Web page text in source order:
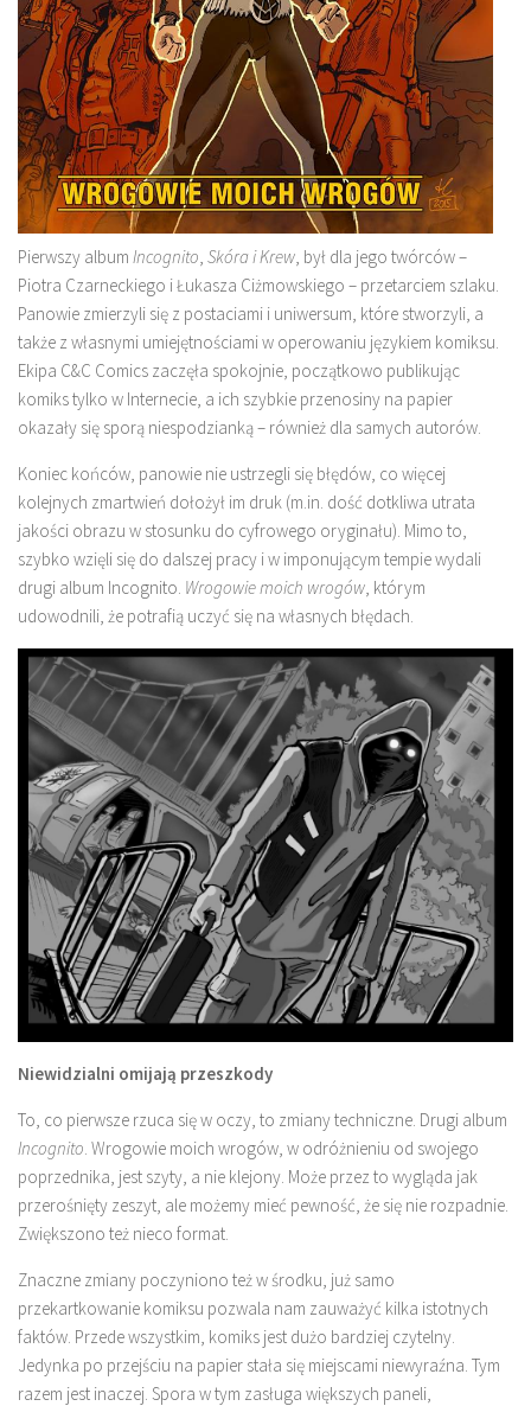
Pierwszy album Incognito, Skóra i Krew, był dla jego twórców –
Piotra Czarneckiego i Łukasza Ciżmowskiego – przetarciem szlaku.
Panowie zmierzyli się z postaciami i uniwersum, które stworzyli, a
także z własnymi umiejętnościami w operowaniu językiem komiksu.
Ekipa C&C Comics zaczęła spokojnie, początkowo publikując
komiks tylko w Internecie, a ich szybkie przenosiny na papier
okazały się sporą niespodzianką – również dla samych autorów.
Koniec końców, panowie nie ustrzegli się błędów, co więcej
kolejnych zmartwień dołożył im druk (m.in. dość dotkliwa utrata
jakości obrazu w stosunku do cyfrowego oryginału). Mimo to,
szybko wzięli się do dalszej pracy i w imponującym tempie wydali
drugi album Incognito. Wrogowie moich wrogów, którym
udowodnili, że potrafią uczyć się na własnych błędach.
Niewidzialni omijają przeszkody
To, co pierwsze rzuca się w oczy, to zmiany techniczne. Drugi album
Incognito. Wrogowie moich wrogów, w odróżnieniu od swojego
poprzednika, jest szyty, a nie klejony. Może przez to wygląda jak
przerośnięty zeszyt, ale możemy mieć pewność, że się nie rozpadnie.
Zwiększono też nieco format.
Znaczne zmiany poczyniono też w środku, już samo
przekartkowanie komiksu pozwala nam zauważyć kilka istotnych
faktów. Przede wszystkim, komiks jest dużo bardziej czytelny.
Jedynka po przejściu na papier stała się miejscami niewyraźna. Tym
razem jest inaczej. Spora w tym zasługa większych paneli,